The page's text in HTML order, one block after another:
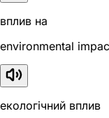
вплив на
environmental
екологічний вплив